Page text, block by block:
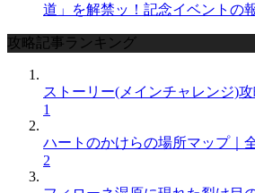
道」を解禁ッ！記念イベントの
攻略記事ランキング
ストーリー(メインチャレンジ)
1
ハートのかけらの場所マップ｜
2